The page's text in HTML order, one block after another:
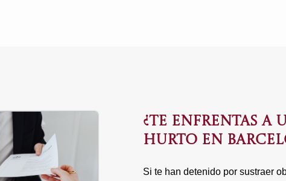
¿TE ENFRENTAS A
HURTO EN
Si te han detenido por sustraer